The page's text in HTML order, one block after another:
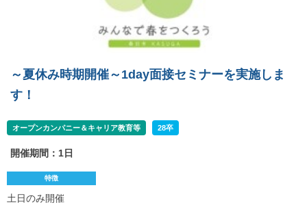
～夏休み時期開催～1day面接セミナーを実施しま
す！
オープンカンパニー＆キャリア教育等 28卒
開催期間：1日
特徴
土日のみ開催